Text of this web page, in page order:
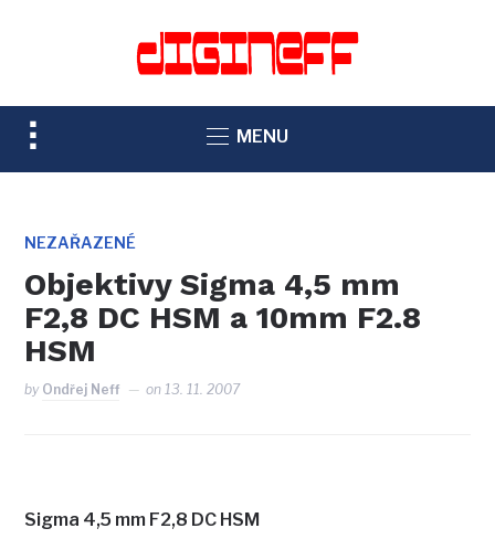
TOGGLE
SIDEBAR
NAVIGATION
MENU
NEZAŘAZENÉ
Objektivy Sigma 4,5 mm
F2,8 DC HSM a 10mm F2.8
HSM
by Ondřej Neff on13. 11. 2007
Sigma 4,5 mm F2,8 DC HSM